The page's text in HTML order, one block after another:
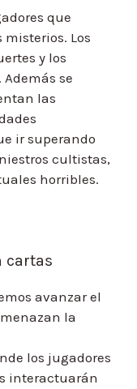
que
Los
y los
se
las
ir superando
cultistas,
horribles.
cartas
avanzar el
la
los jugadores
interactuarán